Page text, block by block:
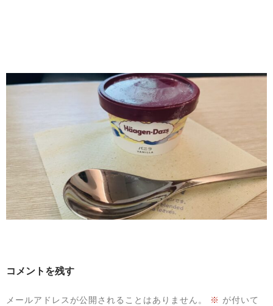
コメントを残す
メールアドレスが公開されることはありません。 ※ が付いて